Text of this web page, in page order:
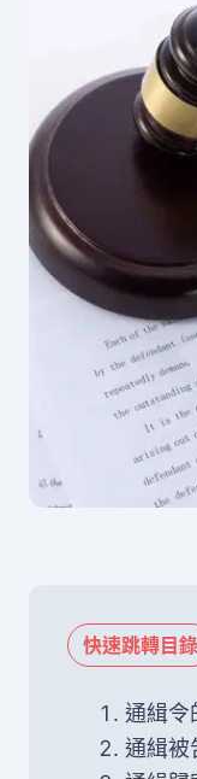
快速跳轉目錄
通緝令
通緝被